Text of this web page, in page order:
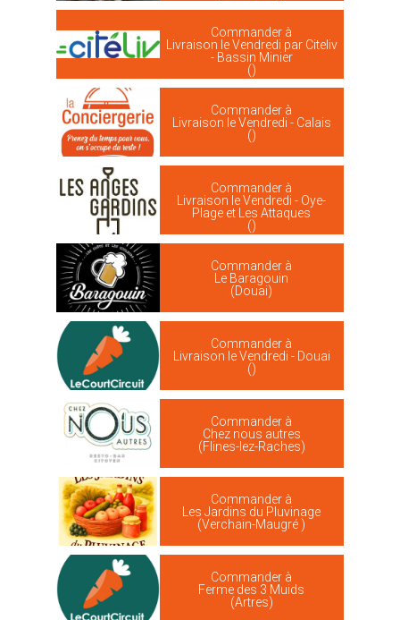
Commander à
Livraison le Vendredi par Citeliv
- Bassin Minier
()
Commander à
Livraison le Vendredi - Calais
()
Commander à
Livraison le Vendredi - Oye-
Plage et Les Attaques
()
Commander à
Le Baragouin
(Douai)
Commander à
Livraison le Vendredi - Douai
()
Commander à
Chez nous autres
(Flines-lez-Raches)
Commander à
Les Jardins du Pluvinage
(Verchain-Maugré )
Commander à
Ferme des 3 Muids
(Artres)